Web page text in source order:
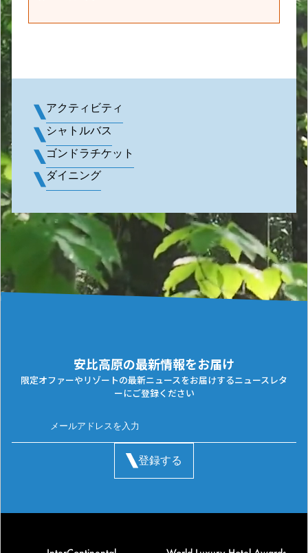
アクティビティ
シャトルバス
ゴンドラチケット
ダイニング
安比高原の最新情報をお届け
限定オファーやリゾートの最新ニュースをお届けするニュースレタ
ーにご登録ください
登録する